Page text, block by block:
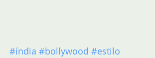
#índia #bollywood #estilo